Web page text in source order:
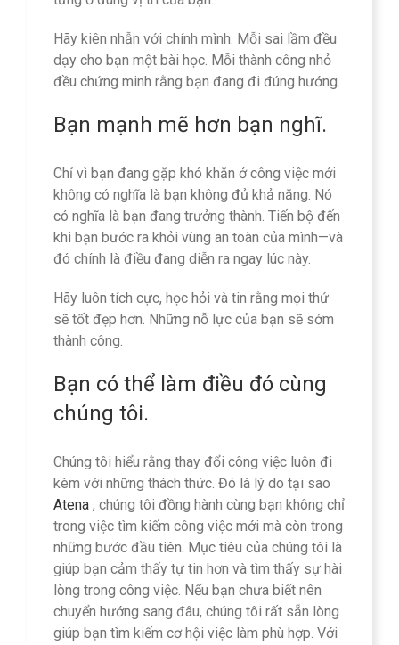
Hãy kiên nhẫn với chính mình. Mỗi sai lầm đều
dạy cho bạn một bài học. Mỗi thành công nhỏ
đều chứng minh rằng bạn đang đi đúng hướng.
Bạn mạnh mẽ hơn bạn nghĩ.
Chỉ vì bạn đang gặp khó khăn ở công việc mới
không có nghĩa là bạn không đủ khả năng. Nó
có nghĩa là bạn đang trưởng thành. Tiến bộ đến
khi bạn bước ra khỏi vùng an toàn của mình—và
đó chính là điều đang diễn ra ngay lúc này.
Hãy luôn tích cực, học hỏi và tin rằng mọi thứ
sẽ tốt đẹp hơn. Những nỗ lực của bạn sẽ sớm
thành công.
Bạn có thể làm điều đó cùng
chúng tôi.
Chúng tôi hiểu rằng thay đổi công việc luôn đi
kèm với những thách thức. Đó là lý do tại sao
Atena , chúng tôi đồng hành cùng bạn không chỉ
trong việc tìm kiếm công việc mới mà còn trong
những bước đầu tiên. Mục tiêu của chúng tôi là
giúp bạn cảm thấy tự tin hơn và tìm thấy sự hài
lòng trong công việc. Nếu bạn chưa biết nên
chuyển hướng sang đâu, chúng tôi rất sẵn lòng
giúp bạn tìm kiếm cơ hội việc làm phù hợp. Với